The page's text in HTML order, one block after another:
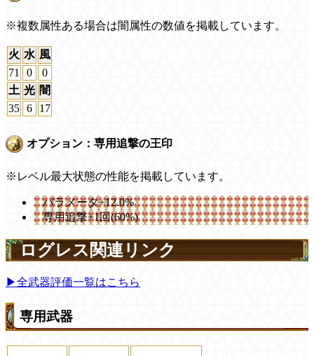
※複数属性ある場合は闇属性の数値を掲載しています。
火 水 風
71
0
0
土 光 闇
35 6 17
オプション：専用追撃の王印
※レベル最大状態の性能を掲載しています。
パラメータ+12.0%
専用追撃+1回(60%)
ログレス関連リンク
▶全武器評価一覧はこちら
専用武器